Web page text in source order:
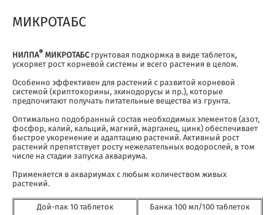
МИКРОТАБС
НИЛПА® МИКРОТАБСгрунтовая подкормка в виде таблеток,
ускоряет рост корневой системы и всего растения в целом.
Особенно эффективен для растений с развитой корневой
системой (криптокорины, эхинодорусы и пр.), которые
предпочитают получать питательные вещества из грунта.
Оптимально подобранный состав необходимых элементов (азот,
фосфор, калий, кальций, магний, марганец, цинк) обеспечивает
быстрое укоренение и адаптацию растений. Активный рост
растений препятствует росту нежелательных водорослей, в том
числе на стадии запуска аквариума.
Применяется в аквариумах с любым количеством живых
растений.
Дой-пак 10 таблеток Банка 100 мл/100 таблеток